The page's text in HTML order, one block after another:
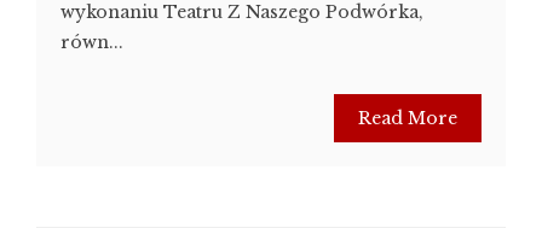
wykonaniu Teatru Z Naszego Podwórka,
równ...
Read More